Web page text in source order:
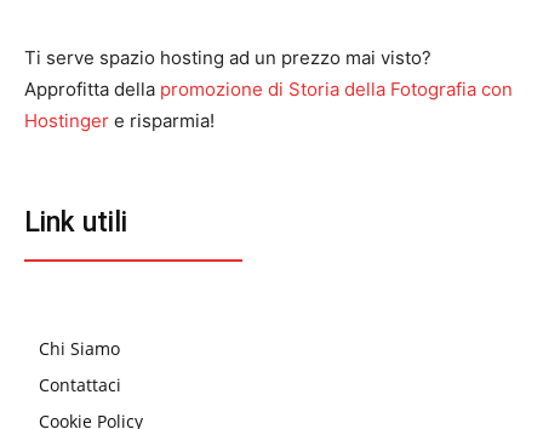
Ti serve spazio hosting ad un prezzo mai visto?
Approfitta della promozione di Storia della Fotografia con
Hostinger e risparmia!
Link utili
Chi Siamo
Contattaci
Cookie Policy